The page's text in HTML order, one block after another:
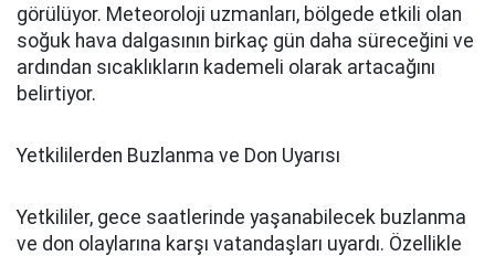
görülüyor. Meteoroloji uzmanları, bölgede etkili olan
soğuk hava dalgasının birkaç gün daha süreceğini ve
ardından sıcaklıkların kademeli olarak artacağını
belirtiyor.
Yetkililerden Buzlanma ve Don Uyarısı
Yetkililer, gece saatlerinde yaşanabilecek buzlanma
ve don olaylarına karşı vatandaşları uyardı. Özellikle